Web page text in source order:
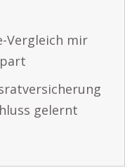
Vergleich mir
gelernt